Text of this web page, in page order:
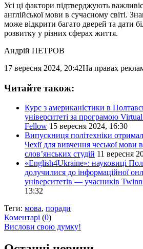
Усі ці фактори підтверджують
англійської мови в сучасному світі.
може відкрити багато дверей та дати
розвитку у різних сферах життя.
Андрій ПЕТРОВ
17 вересня 2024, 20:42На правах
Читайте також:
Курс з американістики в
університеті за програмою
Fellow 15 вересня 2024, 16:30
Випускниця політехніки
Чехії для вивчення чеської мови
слов’янських студій 11 вересня
«English4Ukraine»: науковиці
долучилися до інформаційної
університетів — учасників
13:32
Теги: мова, поради
Коментарі (0)
Вислови свою думку!